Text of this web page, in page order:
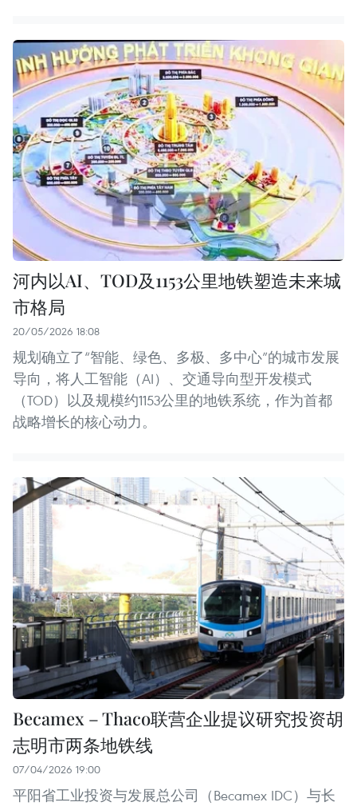
河内以AI、TOD及1153公里地铁塑造未来城
市格局
20/05/2026 18:08
规划确立了“智能、绿色、多极、多中心”的城市发展
导向，将人工智能（AI）、交通导向型开发模式
（TOD）以及规模约1153公里的地铁系统，作为首都
战略增长的核心动力。
Becamex – Thaco联营企业提议研究投资胡
志明市两条地铁线
07/04/2026 19:00
平阳省工业投资与发展总公司（Becamex IDC）与长